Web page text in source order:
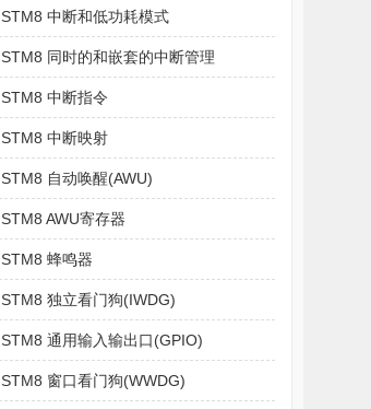
STM8 中断和低功耗模式
STM8 同时的和嵌套的中断管理
STM8 中断指令
STM8 中断映射
STM8 自动唤醒(AWU)
STM8 AWU寄存器
STM8 蜂鸣器
STM8 独立看门狗(IWDG)
STM8 通用输入输出口(GPIO)
STM8 窗口看门狗(WWDG)